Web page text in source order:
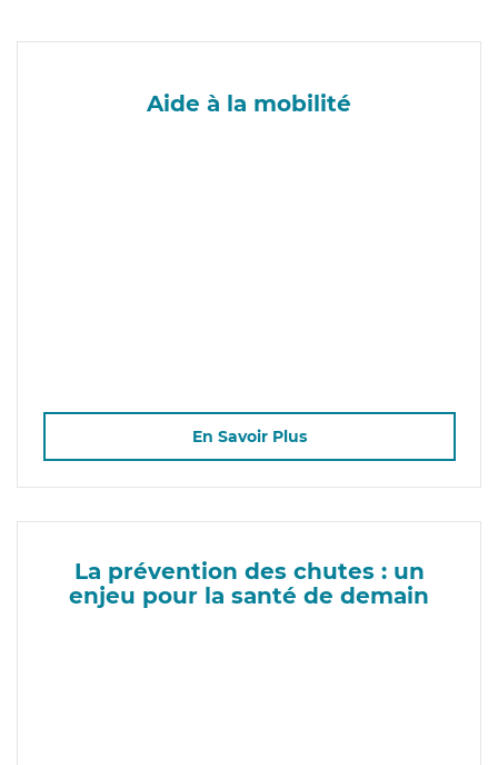
Aide à la mobilité
En Savoir Plus
La prévention des chutes : un
enjeu pour la santé de demain